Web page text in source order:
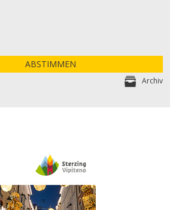
ABSTIMMEN
Archiv